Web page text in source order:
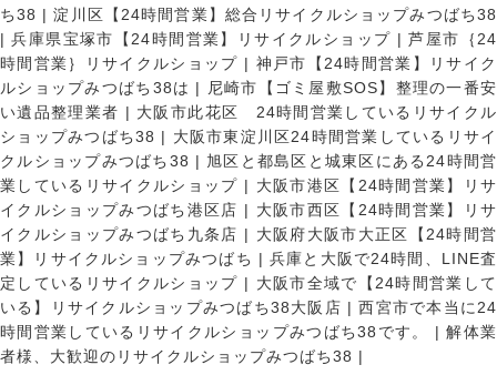
ち38 |淀川区【24時間営業】総合リサイクルショップみつばち38
|兵庫県宝塚市【24時間営業】リサイクルショップ |芦屋市｛24
時間営業｝リサイクルショップ | 神戸市【24時間営業】リサイク
ルショップみつばち38は |
尼崎市【ゴミ屋敷SOS】整理の一番安
い遺品整理業者 | 大阪市此花区 24時間営業しているリサイクル
ショップみつばち38 | 大阪市東淀川区24時間営業しているリサイ
クルショップみつばち38 | 旭区と都島区と城東区にある24時間営
業しているリサイクルショップ | 大阪市港区【24時間営業】リサ
イクルショップみつばち港区店 | 大阪市西区【24時間営業】リサ
イクルショップみつばち九条店 | 大阪府大阪市大正区【24時間営
業】リサイクルショップみつばち |兵庫と大阪で24時間、LINE査
定しているリサイクルショップ | 大阪市全域で【24時間営業して
いる】リサイクルショップみつばち38大阪店 |西宮市で本当に24
時間営業しているリサイクルショップみつばち38です。
|解体業
者様、大歓迎のリサイクルショップみつばち38 |